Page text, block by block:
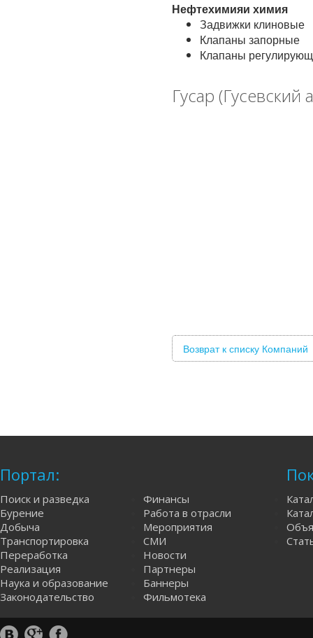
Нефтехимияи химия
Задвижки клиновые
Клапаны запорные
Клапаны
Гусар
Возврат к списку Компаний
Портал:
Поиск и разведка
Бурение
Добыча
Транспортировка
Переработка
Реализация
Наука и образование
Законодательство
Финансы
Работа в отрасли
Мероприятия
СМИ
Новости
Партнеры
Баннеры
Фильмотека